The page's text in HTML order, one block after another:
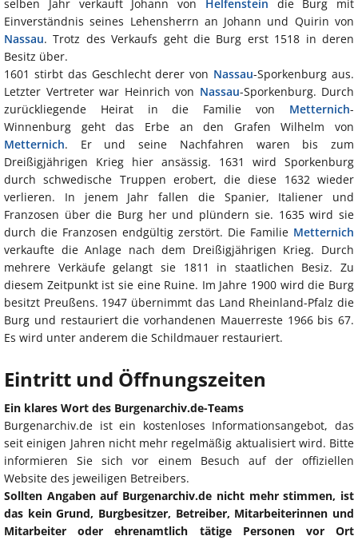
selben Jahr verkauft Johann von Helfenstein die Burg mit
Einverständnis seines Lehensherrn an Johann und Quirin von
Nassau. Trotz des Verkaufs geht die Burg erst 1518 in deren
Besitz über.
1601 stirbt das Geschlecht derer von Nassau-Sporkenburg aus.
Letzter Vertreter war Heinrich von Nassau-Sporkenburg. Durch
zurückliegende Heirat in die Familie von Metternich-
Winnenburg geht das Erbe an den Grafen Wilhelm von
Metternich. Er und seine Nachfahren waren bis zum
Dreißigjährigen Krieg hier ansässig. 1631 wird Sporkenburg
durch schwedische Truppen erobert, die diese 1632 wieder
verlieren. In jenem Jahr fallen die Spanier, Italiener und
Franzosen über die Burg her und plündern sie. 1635 wird sie
durch die Franzosen endgültig zerstört. Die Familie Metternich
verkaufte die Anlage nach dem Dreißigjährigen Krieg. Durch
mehrere Verkäufe gelangt sie 1811 in staatlichen Besiz. Zu
diesem Zeitpunkt ist sie eine Ruine. Im Jahre 1900 wird die Burg
besitzt Preußens. 1947 übernimmt das Land Rheinland-Pfalz die
Burg und restauriert die vorhandenen Mauerreste 1966 bis 67.
Es wird unter anderem die Schildmauer restauriert.
Eintritt und Öffnungszeiten
Ein klares Wort des Burgenarchiv.de-Teams
Burgenarchiv.de ist ein kostenloses Informationsangebot, das
seit einigen Jahren nicht mehr regelmäßig aktualisiert wird. Bitte
informieren Sie sich vor einem Besuch auf der offiziellen
Website des jeweiligen Betreibers.
Sollten Angaben auf Burgenarchiv.de nicht mehr stimmen, ist
das kein Grund, Burgbesitzer, Betreiber, Mitarbeiterinnen und
Mitarbeiter oder ehrenamtlich tätige Personen vor Ort